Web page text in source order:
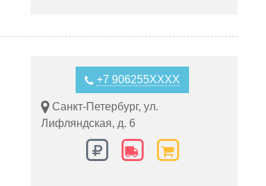
+7 906255XXXX
Санкт-Петербург, ул.
Лифляндская, д. 6